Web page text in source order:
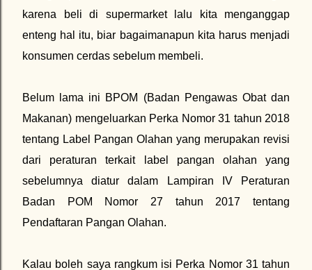
karena beli di supermarket lalu kita menganggap
enteng hal itu, biar bagaimanapun kita harus menjadi
konsumen cerdas sebelum membeli.
Belum lama ini BPOM (Badan Pengawas Obat dan
Makanan) mengeluarkan Perka Nomor 31 tahun 2018
tentang Label Pangan Olahan yang merupakan revisi
dari peraturan terkait label pangan olahan yang
sebelumnya diatur dalam Lampiran IV Peraturan
Badan POM Nomor 27 tahun 2017 tentang
Pendaftaran Pangan Olahan.
Kalau boleh saya rangkum isi Perka Nomor 31 tahun